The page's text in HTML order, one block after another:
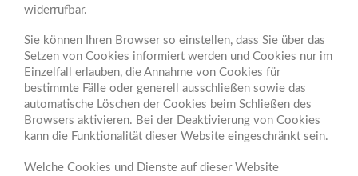
widerrufbar.
Sie können Ihren Browser so einstellen, dass Sie über das
Setzen von Cookies informiert werden und Cookies nur im
Einzelfall erlauben, die Annahme von Cookies für
bestimmte Fälle oder generell ausschließen sowie das
automatische Löschen der Cookies beim Schließen des
Browsers aktivieren. Bei der Deaktivierung von Cookies
kann die Funktionalität dieser Website eingeschränkt sein.
Welche Cookies und Dienste auf dieser Website